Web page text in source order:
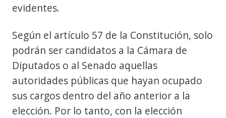
evidentes.
Según el artículo 57 de la Constitución, solo
podrán ser candidatos a la Cámara de
Diputados o al Senado aquellas
autoridades públicas que hayan ocupado
sus cargos dentro del año anterior a la
elección. Por lo tanto, con la elección